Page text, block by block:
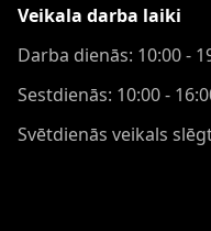
Veikala darba laiki
Darba dienās: 10:00 -
Sestdienās: 10:00 -
Svētdienās veikals